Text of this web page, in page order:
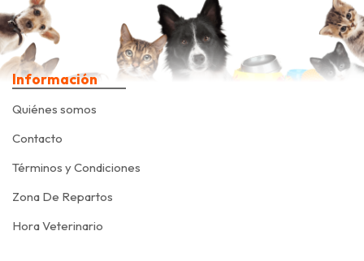
Información
Quiénes somos
Contacto
Términos y Condiciones
Zona De Repartos
Hora Veterinario